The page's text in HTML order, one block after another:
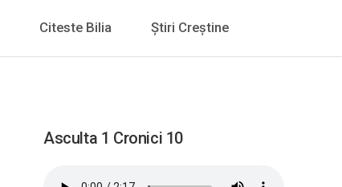
Citeste Bilia Știri Creștine
Asculta 1 Cronici 10